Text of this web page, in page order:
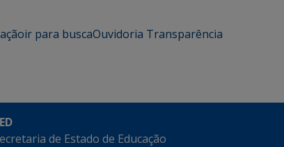
ir para buscaOuvidoria Transparência
de Estado de Educação